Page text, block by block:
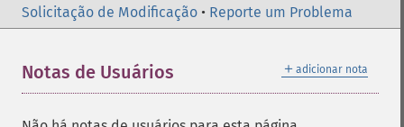
Solicitação de Modificação • Reporte um Problema
＋ adicionar nota
Notas de Usuários